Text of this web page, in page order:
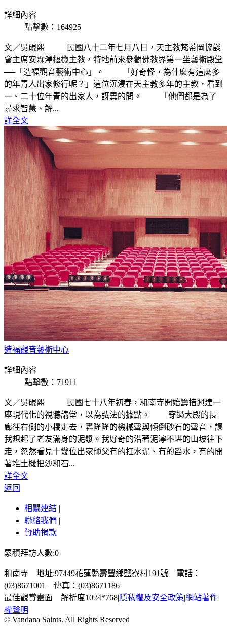
詳細內容
點擊數：164925
文／吳硯熙 民國八十二年七月八日，天主教梵蒂岡協談
會主席安霖澤樞機主教，特地前來參觀佛教界第一坐藝術殿堂
──「造福觀音藝術中心」。 「好奇怪，為什麼有這麼多
的年青人出家修行呢？」這位沉浸在天主教多年的主教，看到
一、二十位年青的出家人，訝異的問。 「他們都是為了
尋求智慧、解...
詳全文
造福觀音藝術中心
詳細內容
點擊數：71911
文／吳硯熙 民國七十八年初春，和南寺開始籌措興建一
座現代化的視聽講堂，以為弘法的據點。 穿過大殿的長
廊往右側的小橋走去，轟隆隆的機械聲與傾倒砂石的聲音，讓
我想起了老友滿身的泥漿。我好奇的沿著泥濘不堪的山坡往下
走，忽然看見十幾位出家師父有的扛水泥、有的舀水，有的開
著堆土機把沙和石...
詳全文
返回
相關連結 |
聯絡我們 |
贊助捐款
累積拜訪人數:0
和南寺 地址:97449花蓮縣壽豐鄉鹽寮村191號 電話：
(03)8671001 傳真：(03)8671186
最佳觀賞畫面 解析度1024*768|隱私權及安全政策|網站著作
權聲明
© Vandana Saints. All Rights Reserved